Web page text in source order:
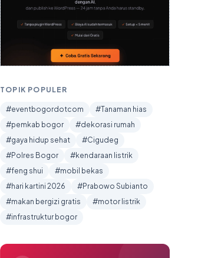
TOPIK POPULER
#eventbogordotcom
#Tanaman hias
#pemkab bogor
#dekorasi rumah
#gaya hidup sehat
#Cigudeg
#Polres Bogor
#kendaraan listrik
#feng shui
#mobil bekas
#hari kartini 2026
#Prabowo Subianto
#makan bergizi gratis
#motor listrik
#infrastruktur bogor